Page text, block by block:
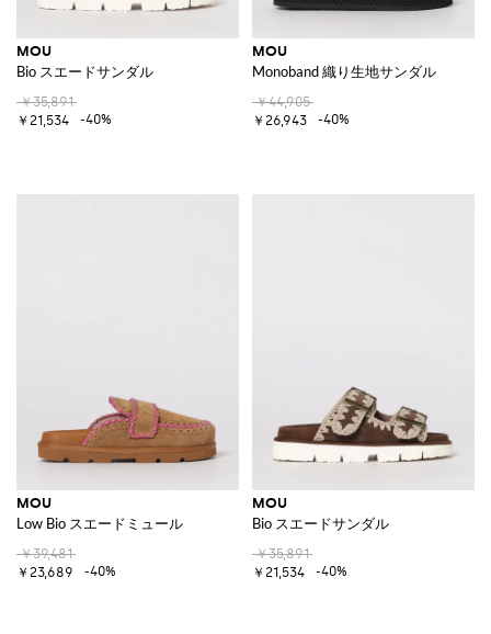
MOU
Bio スエードサンダル
￥35,891
￥21,534
-40%
MOU
Monoband 織り生地サンダル
￥44,905
￥26,943
-40%
MOU
Low Bio スエードミュール
￥39,481
￥23,689
-40%
MOU
Bio スエードサンダル
￥35,891
￥21,534
-40%